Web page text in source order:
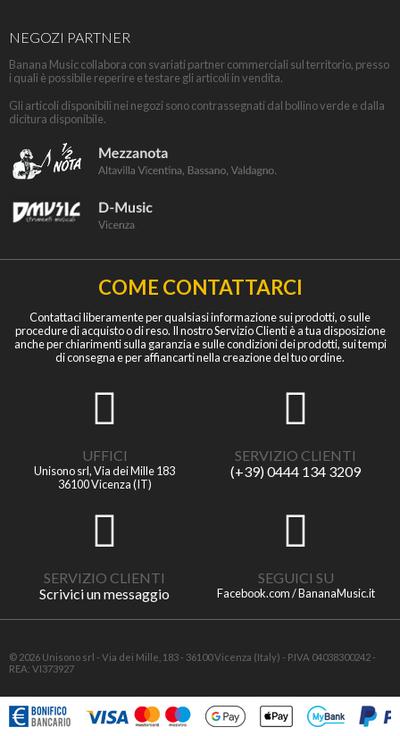
NEGOZI PARTNER
Banana Music collabora con svariati partner commerciali sul territorio, presso
i quali è possibile reperire e testare gli articoli in vendita.
Gli articoli disponibili nei negozi sono contrassegnati dal bollino verde e dalla
dicitura disponibile.
COME CONTATTARCI
Contattaci liberamente per qualsiasi informazione sui prodotti, o sulle
procedure di acquisto o di reso. Il nostro Servizio Clienti è a tua disposizione
anche per chiarimenti sulla garanzia e sulle condizioni dei prodotti, sui tempi
di consegna e per affiancarti nella creazione del tuo ordine.
UFFICI
Unisono srl, Via dei Mille 183
36100 Vicenza (IT)
SERVIZIO CLIENTI
(+39) 0444 134 3209
SERVIZIO CLIENTI
Scrivici un messaggio
SEGUICI SU
Facebook.com / BananaMusic.it
© 2026 Unisono srl - Via dei Mille, 183 - 36100 Vicenza (Italy) - P.IVA 04038300242 -
REA: VI373927